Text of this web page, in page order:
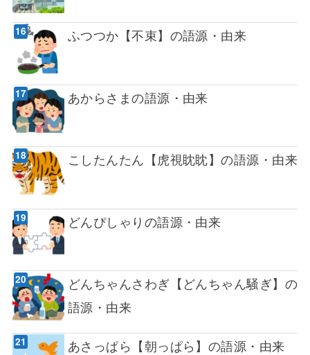
ふつつか【不束】の語源・由来
あからさまの語源・由来
こしたんたん【虎視眈眈】の語源・由来
どんぴしゃりの語源・由来
どんちゃんさわぎ【どんちゃん騒ぎ】の
語源・由来
あさっぱら【朝っぱら】の語源・由来